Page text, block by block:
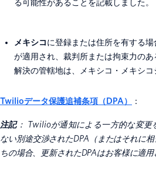
る可能性があることを記載しました。
メキシコに登録または住所を有する
が適用され、裁判所または拘束力の
解決の管轄地は、メキシコ・メキシコ
Twilioデータ保護追補条項（DPA） ：
注記： Twilioが通知による一方的な変更
ない別途交渉されたDPA（またはそれに
ちの場合、更新されたDPAはお客様に適用